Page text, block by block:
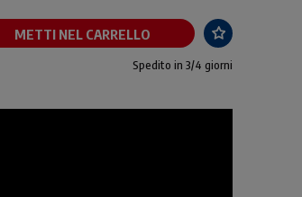
METTI NEL CARRELLO
Spedito in 3/4 giorni